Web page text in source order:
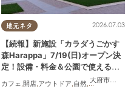
地元ネタ
大府市
,東浦
2026.07.03
【続報】新施設「カラダうごかす
森Harappa」7/19(日)オープン決
定！設備・料金＆公園で使えるレ
ンタルアイテムも登場
カフェ,開店,アウトドア,自然,まちネタ,